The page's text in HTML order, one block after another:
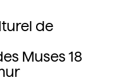
de
Muses 18